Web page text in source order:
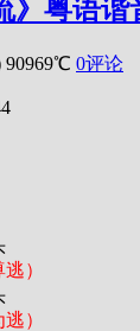
》粤语谐
90969℃ 0评论
）
）